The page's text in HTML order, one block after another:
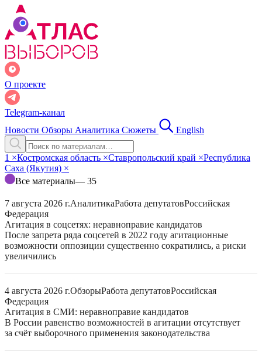
О проекте
Telegram-канал
Новости Обзоры Аналитика Сюжеты English
1 ×Костромская область ×Ставропольский край ×Республика
Саха (Якутия) ×
Все материалы— 35
7 августа 2026 г.АналитикаРабота депутатовРоссийская
Федерация
Агитация в соцсетях: неравноправие кандидатов
После запрета ряда соцсетей в 2022 году агитационные
возможности оппозиции существенно сократились, а риски
увеличились
4 августа 2026 г.ОбзорыРабота депутатовРоссийская
Федерация
Агитация в СМИ: неравноправие кандидатов
В России равенство возможностей в агитации отсутствует
за счёт выборочного применения законодательства